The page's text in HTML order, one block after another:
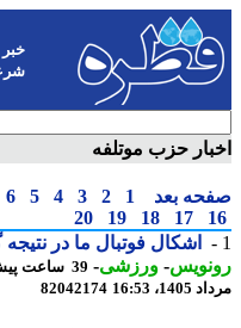
-
شرعی
حزب موتلفه
بعد 1
2
3
4
5
6
7
17
18
19
20
اشکال فوتبال ما در نتیجه
-ورزشی-
16:53
82042174